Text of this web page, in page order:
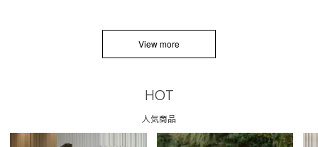
View more
HOT
人気商品